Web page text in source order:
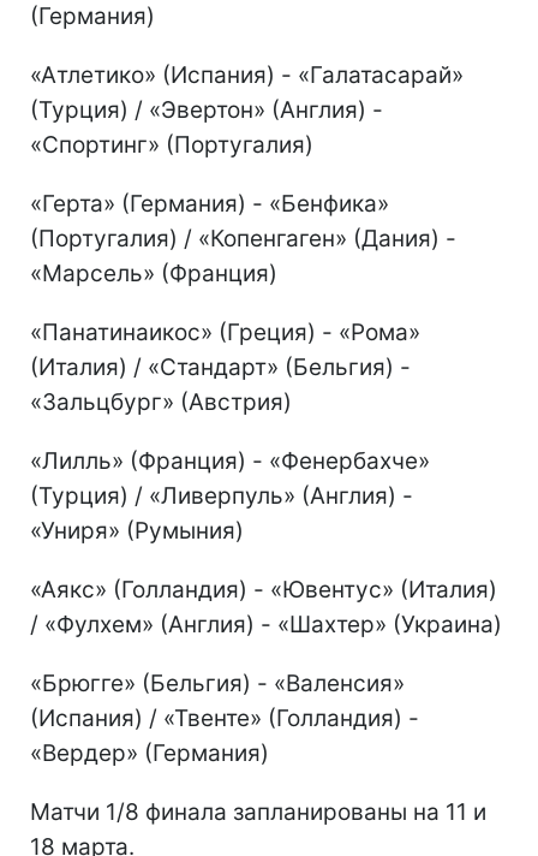
(Германия)
«Атлетико» (Испания) - «Галатасарай»
(Турция) / «Эвертон» (Англия) -
«Спортинг» (Португалия)
«Герта» (Германия) - «Бенфика»
(Португалия) / «Копенгаген» (Дания) -
«Марсель» (Франция)
«Панатинаикос» (Греция) - «Рома»
(Италия) / «Стандарт» (Бельгия) -
«Зальцбург» (Австрия)
«Лилль» (Франция) - «Фенербахче»
(Турция) / «Ливерпуль» (Англия) -
«Униря» (Румыния)
«Аякс» (Голландия) - «Ювентус» (Италия)
/ «Фулхем» (Англия) - «Шахтер» (Украина)
«Брюгге» (Бельгия) - «Валенсия»
(Испания) / «Твенте» (Голландия) -
«Вердер» (Германия)
Матчи 1/8 финала запланированы на 11 и
18 марта.